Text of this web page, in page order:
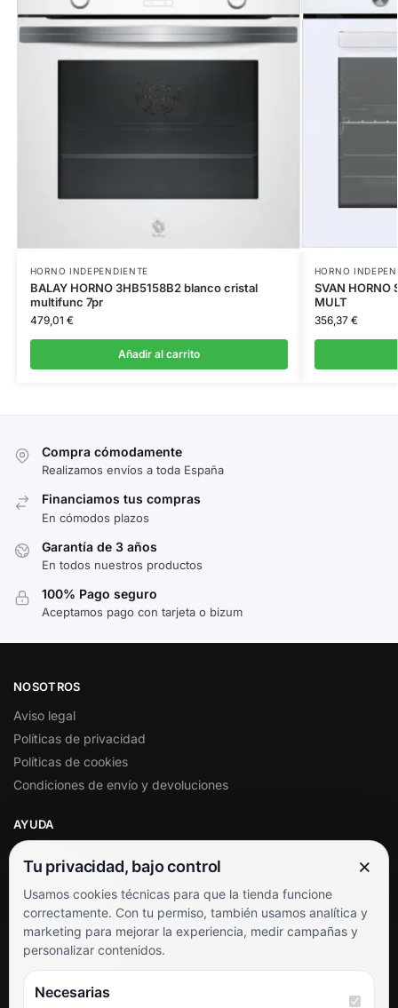
HORNO INDEPENDIENTE
BALAY HORNO 3HB5158B2 blanco cristal
multifunc 7pr
479,01 €
Añadir al carrito
HORNO
SVAN HORNO
MULT
356,37 €
Compra cómodamente
Realizamos envíos a toda España
Financiamos tus compras
En cómodos plazos
Garantía de 3 años
En todos nuestros productos
100% Pago seguro
Aceptamos pago con tarjeta o bizum
NOSOTROS
Aviso legal
Políticas de privacidad
Políticas de cookies
Condiciones de envío y devoluciones
AYUDA
Soporte al cliente
Contacto
Términos y condiciones
Preguntas frecuentes
SÍGUENOS
Tu privacidad, bajo control ×
Usamos cookies técnicas para que la tienda funcione
correctamente. Con tu permiso, también usamos analítica y
marketing para mejorar la experiencia, medir campañas y
personalizar contenidos.
Necesarias